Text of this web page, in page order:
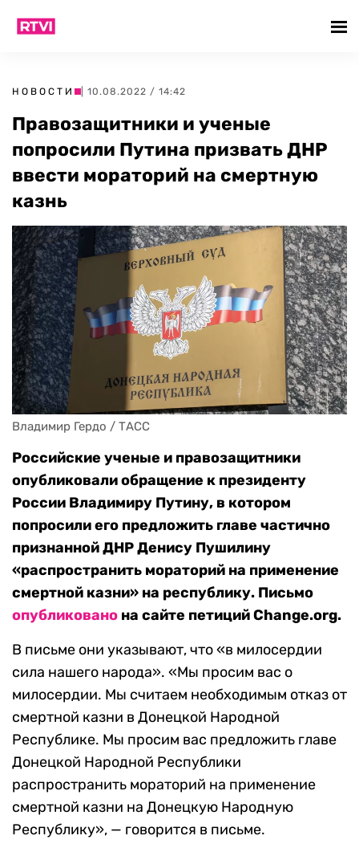
НОВОСТИ | 10.08.2022 / 14:42
Правозащитники и ученые
попросили Путина призвать ДНР
ввести мораторий на смертную
казнь
Владимир Гердо / ТАСС
Российские ученые и правозащитники
опубликовали обращение к президенту
России Владимиру Путину, в котором
попросили его предложить главе частично
признанной ДНР Денису Пушилину
«распространить мораторий на применение
смертной казни» на республику. Письмо
опубликовано на сайте петиций Change.org.
В письме они указывают, что «в милосердии
сила нашего народа». «Мы просим вас о
милосердии. Мы считаем необходимым отказ от
смертной казни в Донецкой Народной
Республике. Мы просим вас предложить главе
Донецкой Народной Республики
распространить мораторий на применение
смертной казни на Донецкую Народную
Республику», — говорится в письме.